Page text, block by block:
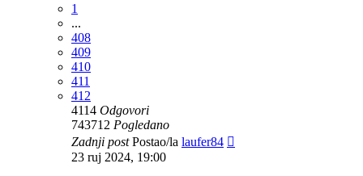
1
...
408
409
410
411
412
4114 Odgovori
743712 Pogledano
Zadnji postPostao/la laufer84
23 ruj 2024, 19:00